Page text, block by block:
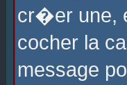
cr�er une,
cocher la
message